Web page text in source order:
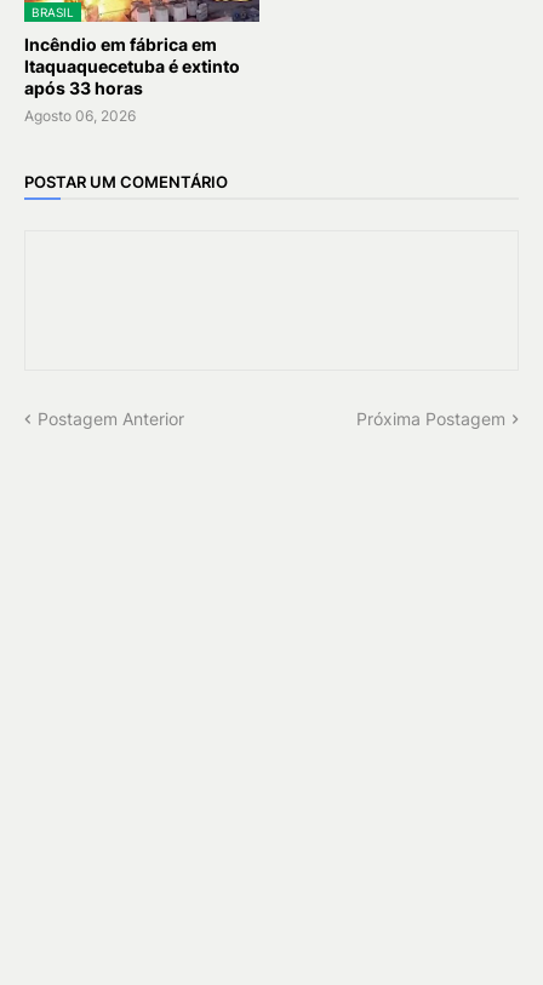
BRASIL
Incêndio em fábrica em
Itaquaquecetuba é extinto
após 33 horas
Agosto 06, 2026
POSTAR UM COMENTÁRIO
Postagem Anterior Próxima Postagem